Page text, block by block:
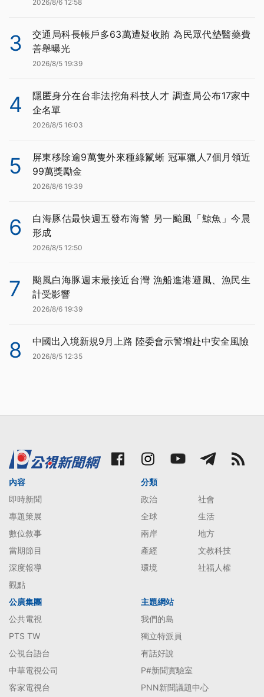
2026/8/6 12:58
3
交通局科長帳戶多63萬遭疑收賄 為民眾代墊醫藥費
善舉曝光
2026/8/5 19:39
4
隱匿身分在台非法挖角科技人才 調查局公布17家中
企名單
2026/8/5 16:03
5
屏東移除逾9萬隻外來種綠鬣蜥 冠軍獵人7個月領近
99萬獎勵金
2026/8/6 19:39
6
白海豚估最快週五發布海警 另一颱風「鯨魚」今晨
形成
2026/8/5 12:50
7
颱風白海豚週末最接近台灣 漁船進港避風、漁民生
計受影響
2026/8/6 19:39
8 中國出入境新規9月上路 陸委會示警增赴中安全風險
2026/8/5 12:35
內容
即時新聞
專題策展
數位敘事
當期節目
深度報導
觀點
分類
政治
社會
全球
生活
兩岸
地方
產經
文教科技
環境
社福人權
公廣集團
公共電視
PTS TW
公視台語台
中華電視公司
客家電視台
主題網站
我們的島
獨立特派員
有話好說
P#新聞實驗室
PNN新聞議題中心